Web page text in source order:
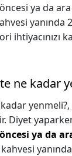
ya da
yanında
ihtiyacınızı
ne kadar
yenmeli?,
Diyet
ya da